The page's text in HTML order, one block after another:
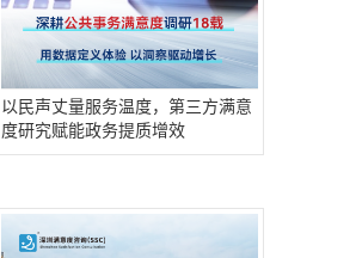
以民声丈量服务温度，第三方满意
度研究赋能政务提质增效